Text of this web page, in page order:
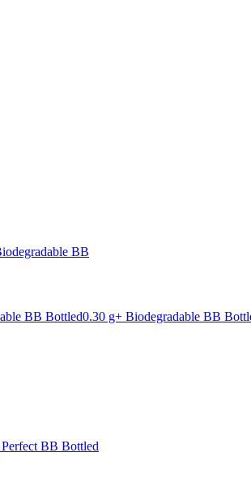
BB
BB Bottled0.30 g+ Biodegradable BB
BB Bottled